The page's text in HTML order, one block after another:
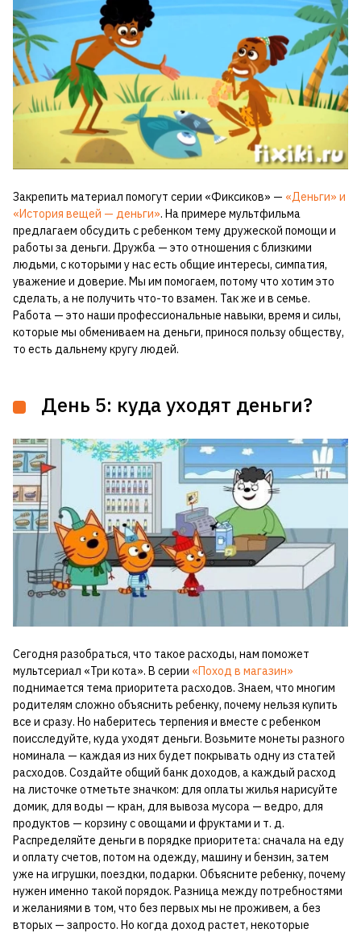
Закрепить материал помогут серии «Фиксиков» — «Деньги» и
«История вещей — деньги». На примере мультфильма
предлагаем обсудить с ребенком тему дружеской помощи и
работы за деньги. Дружба — это отношения с близкими
людьми, с которыми у нас есть общие интересы, симпатия,
уважение и доверие. Мы им помогаем, потому что хотим это
сделать, а не получить что-то взамен. Так же и в семье.
Работа — это наши профессиональные навыки, время и силы,
которые мы обмениваем на деньги, принося пользу обществу,
то есть дальнему кругу людей.
День 5: куда уходят деньги?
Сегодня разобраться, что такое расходы, нам поможет
мультсериал «Три кота». В серии «Поход в магазин»
поднимается тема приоритета расходов. Знаем, что многим
родителям сложно объяснить ребенку, почему нельзя купить
все и сразу. Но наберитесь терпения и вместе с ребенком
поисследуйте, куда уходят деньги. Возьмите монеты разного
номинала — каждая из них будет покрывать одну из статей
расходов. Создайте общий банк доходов, а каждый расход
на листочке отметьте значком: для оплаты жилья нарисуйте
домик, для воды — кран, для вывоза мусора — ведро, для
продуктов — корзину с овощами и фруктами и т. д.
Распределяйте деньги в порядке приоритета: сначала на еду
и оплату счетов, потом на одежду, машину и бензин, затем
уже на игрушки, поездки, подарки. Объясните ребенку, почему
нужен именно такой порядок. Разница между потребностями
и желаниями в том, что без первых мы не проживем, а без
вторых — запросто. Но когда доход растет, некоторые